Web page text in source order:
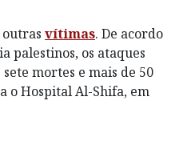
vítimas. De acordo
palestinos, os ataques
mortes e mais de 50
o Hospital Al-Shifa, em